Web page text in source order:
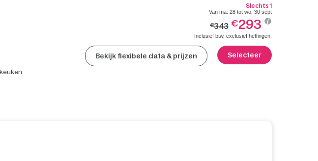
Slechts 1
Van ma. 28 tot wo. 30 sept
€343 €293
Inclusief btw, exclusief heffingen.
Bekijk flexibele data & prijzen Selecteer